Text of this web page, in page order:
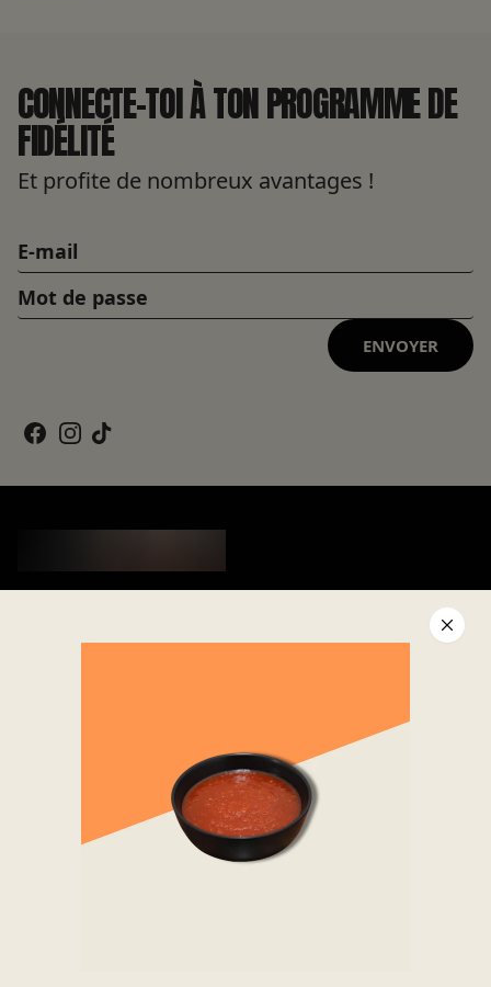
CONNECTE-TOI À TON PROGRAMME DE
FIDÉLITÉ
Et profite de nombreux avantages !
ENVOYER
Contact
Pitaya
Concept
Devenir franchisé